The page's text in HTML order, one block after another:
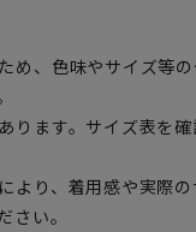
め、色味やサイズ等
ります。サイズ表を
より、着用感や実際
さい。